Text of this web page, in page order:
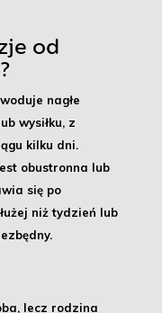
od
nagłe
wysiłku, z
kilku dni.
obustronna lub
się po
niż tydzień lub
lecz rodzina